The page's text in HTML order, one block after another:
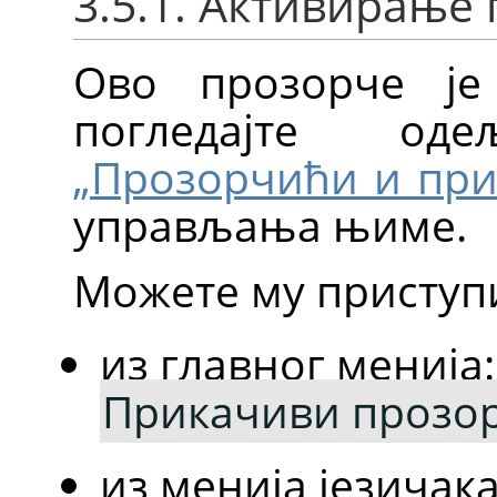
Ово прозорче
погледајте
„Прозорчићи и
управљања њиме.
Можете му
из главног
Прикачиви
из менија